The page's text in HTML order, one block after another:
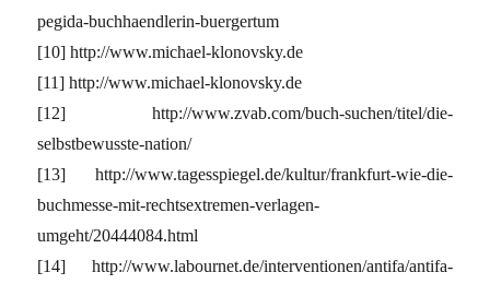
pegida-buchhaendlerin-buergertum
[10] http://www.michael-klonovsky.de
[11] http://www.michael-klonovsky.de
[12] http://www.zvab.com/buch-suchen/titel/die-
selbstbewusste-nation/
[13] http://www.tagesspiegel.de/kultur/frankfurt-wie-die-
buchmesse-mit-rechtsextremen-verlagen-
umgeht/20444084.html
[14] http://www.labournet.de/interventionen/antifa/antifa-